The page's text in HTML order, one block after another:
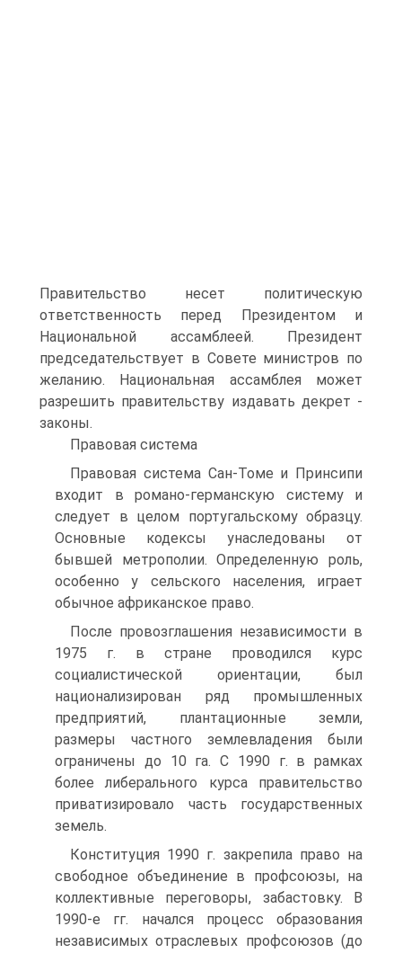
Правительство несет политическую
ответственность перед Президентом и
Национальной ассамблеей. Президент
председательствует в Совете министров по
желанию. Национальная ассамблея может
разрешить правительству издавать декрет -
законы.
Правовая система
Правовая система Сан-Томе и Принсипи
входит в романо-германскую систему и
следует в целом португальскому образцу.
Основные кодексы унаследованы от
бывшей метрополии. Определенную роль,
особенно у сельского населения, играет
обычное африканское право.
После провозглашения независимости в
1975 г. в стране проводился курс
социалистической ориентации, был
национализирован ряд промышленных
предприятий, плантационные земли,
размеры частного землевладения были
ограничены до 10 га. С 1990 г. в рамках
более либерального курса правительство
приватизировало часть государственных
земель.
Конституция 1990 г. закрепила право на
свободное объединение в профсоюзы, на
коллективные переговоры, забастовку. В
1990-е гг. начался процесс образования
независимых отраслевых профсоюзов (до